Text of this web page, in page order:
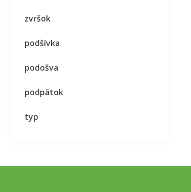
zvršok
podšívka
podošva
podpätok
typ